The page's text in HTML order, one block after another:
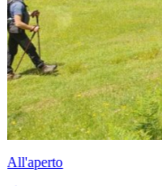
All'aperto